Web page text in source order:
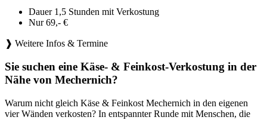
Dauer 1,5 Stunden mit Verkostung
Nur 69,- €
❱ Weitere Infos & Termine
Sie suchen eine Käse- & Feinkost-Verkostung in der
Nähe von Mechernich?
Warum nicht gleich Käse & Feinkost Mechernich in den eigenen
vier Wänden verkosten? In entspannter Runde mit Menschen, die